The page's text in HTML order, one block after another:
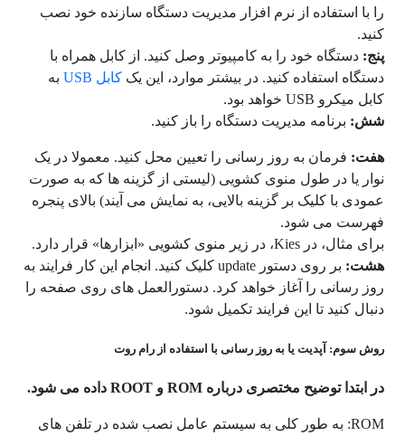
را با استفاده از نرم افزار مدیریت دستگاه سازنده خود نصب
کنید.
پنج:دستگاه خود را به کامپیوتر وصل کنید. از کابل همراه با
دستگاه استفاده کنید. در بیشتر موارد، این یککابل USB
به
کابل میکرو USB خواهد بود.
شش:برنامه مدیریت دستگاه را باز کنید.
هفت: فرمان به روز رسانی را تعیین محل کنید. معمولا در یک
نوار یا در طول منوی کشویی (لیستی از گزینه ها که به صورت
عمودی با کلیک بر گزینه بالایی، به نمایش می آیند) بالای پنجره
فهرست می شود.
برای مثال، در Kies، در زیر منوی کشویی «ابزارها» قرار دارد.
هشت:
بر روی دستور update کلیک کنید. انجام این کار فرایند به
روز رسانی را آغاز خواهد کرد. دستورالعمل های روی صفحه را
دنبال کنید تا این فرایند تکمیل شود.
روش سوم: آپدیت یا به روز رسانی با استفاده از رام روت
در ابتدا توضیح مختصری دربارهROM وROOT داده می شود.
ROM: به طور کلی به سیستم عامل نصب شده در تلفن های